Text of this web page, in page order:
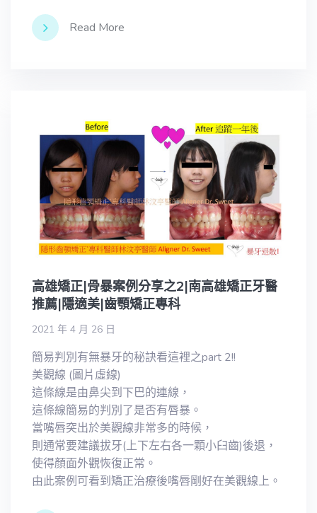
Read More
高雄矯正|骨暴案例分享之2|南高雄矯正牙醫
推薦|隱適美|齒顎矯正專科
2021 年 4 月 26 日
簡易判別有無暴牙的秘訣看這裡之part 2!!
美觀線 (圖片虛線)
這條線是由鼻尖到下巴的連線，
這條線簡易的判別了是否有唇暴。
當嘴唇突出於美觀線非常多的時候，
則通常要建議拔牙(上下左右各一顆小臼齒)後退，
使得顏面外觀恢復正常。
由此案例可看到矯正治療後嘴唇剛好在美觀線上。